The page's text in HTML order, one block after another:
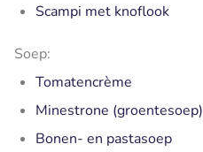
Scampi met knoflook
Soep:
Tomatencrème
Minestrone (groentesoep)
Bonen- en pastasoep